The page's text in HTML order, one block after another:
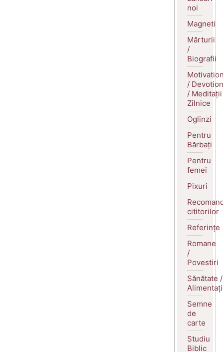
noi
Magneti
Mărturii
/
Biografii
/
/ Meditații
Zilnice
Oglinzi
Pentru
Bărbați
Pentru
femei
Pixuri
cititorilor
Referințe
Romane
/
Povestiri
Sănătate /
Semne
de
carte
Studiu
Biblic